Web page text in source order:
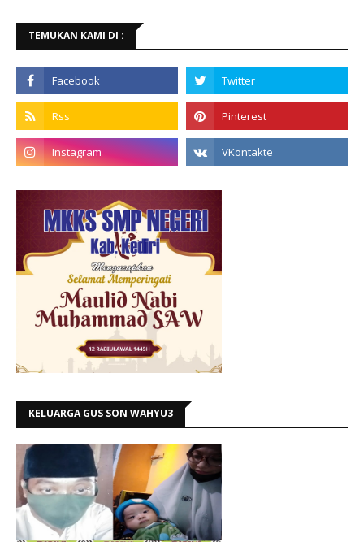
TEMUKAN KAMI DI :
KELUARGA GUS SON WAHYU3